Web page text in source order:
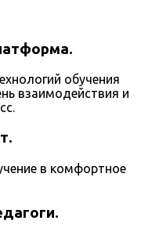
обучения
взаимодействия и
в комфортное